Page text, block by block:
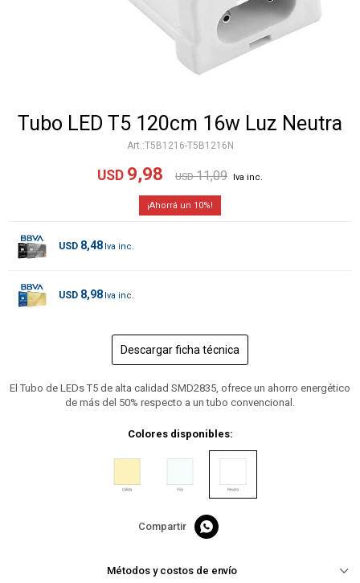
Tubo LED T5 120cm 16w Luz Neutra
T5B1216-T5B1216N
USD 9,98 USD 11,09
10
USD 8,48
USD 8,98
Descargar ficha técnica
El Tubo de LEDs T5 de alta calidad SMD2835, ofrece un ahorro energético
de más del 50% respecto a un tubo convencional.
Colores disponibles:

Métodos y costos de envío